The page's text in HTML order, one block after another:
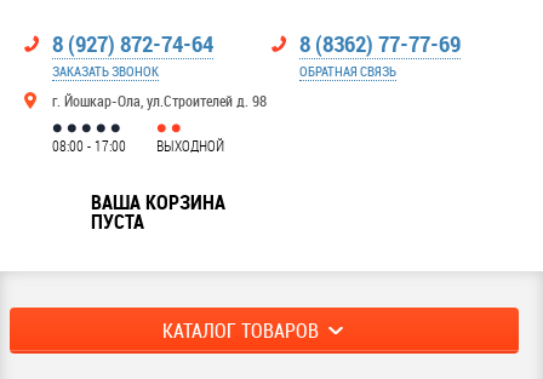
8 (927) 872-74-64
ЗАКАЗАТЬ ЗВОНОК
г. Йошкар-Ола, ул.Строителей д. 98
8 (8362) 77-77-69
ОБРАТНАЯ СВЯЗЬ
08:00 - 17:00 ВЫХОДНОЙ
ВАША КОРЗИНА
ПУСТА
КАТАЛОГ ТОВАРОВ